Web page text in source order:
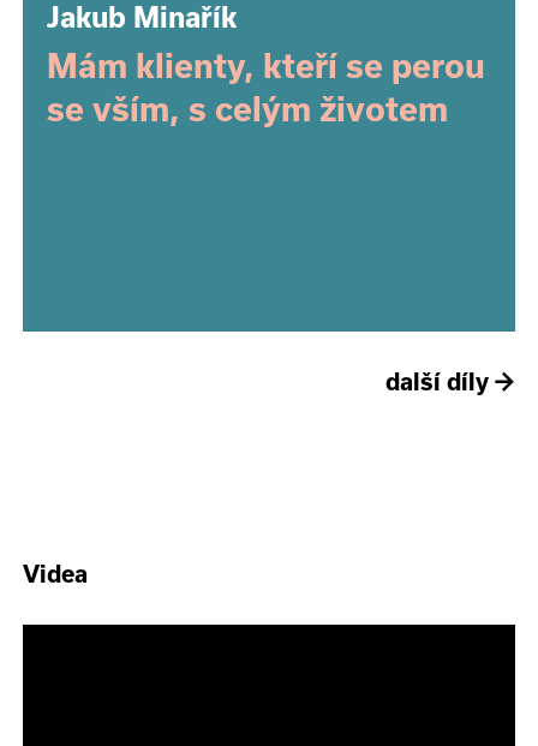
Jakub Minařík
Mám klienty, kteří se perou
se vším, s celým životem
další díly →
Videa